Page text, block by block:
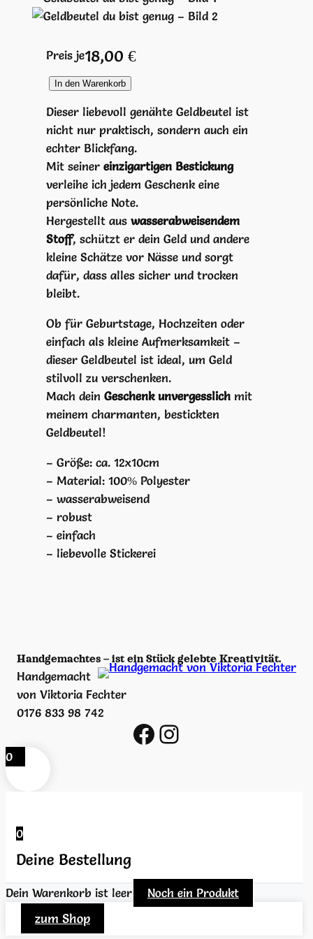
Preis je18,00€
b
t
l
i
s
t
g
e
n
u
M
e
n
g
e
In den Warenkorb
Dieser liebevoll genähte Geldbeutel ist
nicht nur praktisch, sondern auch ein
echter Blickfang.
Mit seinereinzigartigen Bestickung
verleihe ich jedem Geschenk eine
persönliche Note.
Hergestellt auswasserabweisendem
Stoff, schützt er dein Geld und andere
kleine Schätze vor Nässe und sorgt
dafür, dass alles sicher und trocken
bleibt.
Ob für Geburtstage, Hochzeiten oder
einfach als kleine Aufmerksamkeit –
dieser Geldbeutel ist ideal, um Geld
stilvoll zu verschenken.
Mach deinGeschenk unvergesslich mit
meinem charmanten, bestickten
Geldbeutel!
– Größe: ca. 12x10cm
– Material:100% Polyester
–wasserabweisend
– robust
– einfach
– liebevolle Stickerei
Handgemachtes – ist ein Stück gelebte Kreativität.
Handgemacht
von Viktoria Fechter
0176 833 98 742
https://www.facebook.com/viktoria.fechter/ https://www.instagram.com/handgemacht_v_viktoria_fechter/
0
0
Deine Bestellung
Dein Warenkorb ist leer Noch ein Produkt
zum Shop